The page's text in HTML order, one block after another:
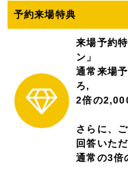
予約来場特典
来場予約
ン」
通常来場
ろ,
2倍の
さらに、
回答いた
通常の3倍